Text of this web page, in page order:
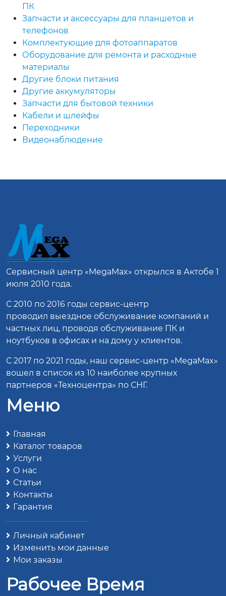
ПК
Запчасти и аксессуары для планшетов и
телефонов
Комплектующие для фотоаппаратов
Оборудование для ремонта и расходные
материалы
Другие блоки питания
Другие аккумуляторы
Запчасти для бытовой техники
Кабели и шлейфы
Переходники
Видеонаблюдение
Сервисный центр «MegaMax» открылся в Актобе 1
июля 2010 года.
С 2010 по 2016 годы сервис-центр
проводил выездное обслуживание компаний и
частных лиц, проводя обслуживание ПК и
ноутбуков в офисах и на дому у клиентов.
С 2017 по 2021 годы, наш сервис-центр «MegaMax»
вошел в список из 10 наиболее крупных
партнеров «Техноцентра» по СНГ.
Меню
Главная
Каталог товаров
Услуги
О нас
Статьи
Контакты
Гарантия
Личный кабинет
Изменить мои данные
Мои заказы
Рабочее Время